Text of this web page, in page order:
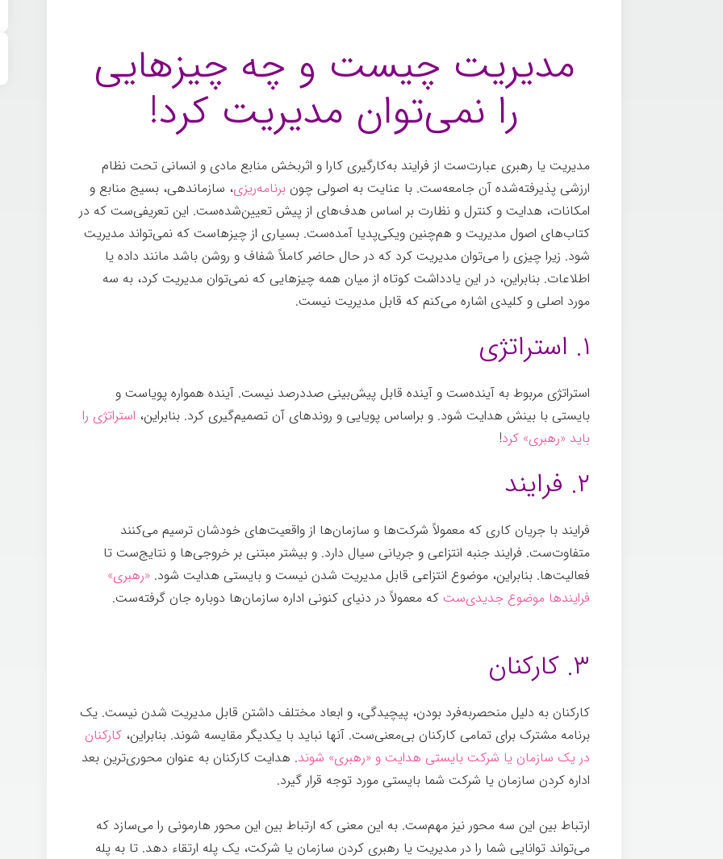
مدیریت چیست و چه چیزهایی
را نمی‌توان مدیریت کرد!
مدیریت یا رهبری عبارت‌ست از فرایند به‌کارگیری کارا و اثربخش منابع مادی و انسانی تحت نظام
ارزشی پذیرفته‌شده آن جامعه‌ست. با عنایت به اصولی چون برنامه‌ریزی، سازماندهی، بسیج منابع و
امکانات، هدایت و کنترل و نظارت بر اساس هدف‌های از پیش تعیین‌شده‌ست. این تعریفی‌ست که در
کتاب‌های اصول مدیریت و هم‌چنین ویکی‌پدیا آمده‌ست. بسیاری از چیزهاست که نمی‌تواند مدیریت
شود. زیرا چیزی را می‌توان مدیریت کرد که در حال حاضر کاملاً شفاف و روشن باشد مانند داده یا
اطلاعات. بنابراین، در این یادداشت کوتاه از میان همه چیزهایی که نمی‌توان مدیریت کرد، به سه
مورد اصلی و کلیدی اشاره می‌کنم که قابل مدیریت نیست.
۱. استراتژی
استراتژی مربوط به آینده‌ست و آینده قابل پیش‌بینی صددرصد نیست. آینده همواره پویاست و
بایستی با بینش هدایت شود. و براساس پویایی و روندهای آن تصمیم‌گیری کرد. بنابراین، استراتژی را
باید «رهبری» کرد!
۲. فرایند
فرایند با جریان کاری که معمولاً شرکت‌ها و سازمان‌ها از واقعیت‌های خودشان ترسیم می‌کنند
متفاوت‌ست. فرایند جنبه انتزاعی و جریانی سیال دارد. و بیشتر مبتنی بر خروجی‌ها و نتایج‌ست تا
فعالیت‌ها. بنابراین، موضوع انتزاعی قابل مدیریت شدن نیست و بایستی هدایت شود. «رهبری»
فرایندها موضوع جدیدی‌ست که معمولاً در دنیای کنونی اداره سازمان‌ها دوباره جان گرفته‌ست.
۳. کارکنان
کارکنان به دلیل منحصربه‌فرد بودن، پیچیدگی، و ابعاد مختلف داشتن قابل مدیریت شدن نیست. یک
برنامه مشترک برای تمامی کارکنان بی‌معنی‌ست. آنها نباید با یکدیگر مقایسه شوند. بنابراین، کارکنان
در یک سازمان یا شرکت بایستی هدایت و «رهبری» شوند. هدایت کارکنان به عنوان محوری‌ترین بعد
اداره کردن سازمان یا شرکت شما بایستی مورد توجه قرار گیرد.
ارتباط بین این سه محور نیز مهم‌ست. به این معنی که ارتباط بین این محور هارمونی را می‌سازد که
می‌تواند توانایی شما را در مدیریت یا رهبری کردن سازمان یا شرکت، یک پله ارتقاء دهد. تا به پله